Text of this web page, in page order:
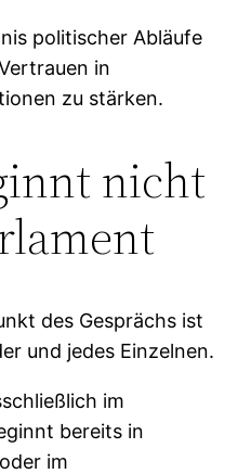
politischer Abläufe
in
zu stärken.
nicht
des Gesprächs ist
und jedes Einzelnen.
im
bereits in
im